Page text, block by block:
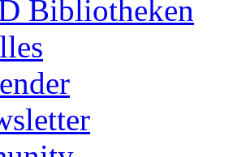
Bibliotheken